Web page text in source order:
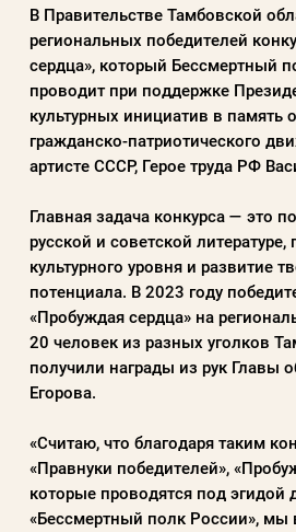
Логин (электронная
политикой
В Правительстве Тамбовской
региональных победителей
сердца», который Бессмертный
проводит при поддержке
культурных инициатив в память
гражданско-патриотического
артисте СССР, Герое труда РФ
Главная задача конкурса — это
русской и советской
культурного уровня и развитие
потенциала. В 2023 году
«Пробуждая сердца» на
20 человек из разных уголков
получили награды из рук Главы
Егорова.
«Считаю, что благодаря таким
«Правнуки победителей»,
которые проводятся под эгидой
«Бессмертный полк России», мы